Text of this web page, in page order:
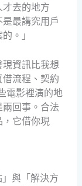
去的地方
最講究用戶
。」
資訊比我想
流程、契約
電影裡演的地
回事。合法
它借你現
與「解決方